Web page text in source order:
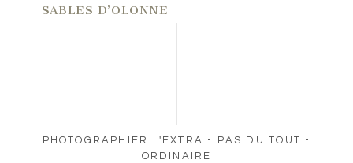
SABLES D’OLONNE
PHOTOGRAPHIER L'EXTRA - PAS DU TOUT -
ORDINAIRE